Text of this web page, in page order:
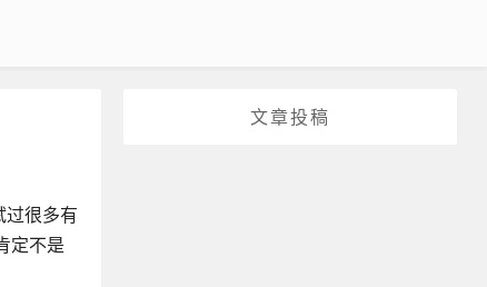
文章投稿
过很多有
定不是